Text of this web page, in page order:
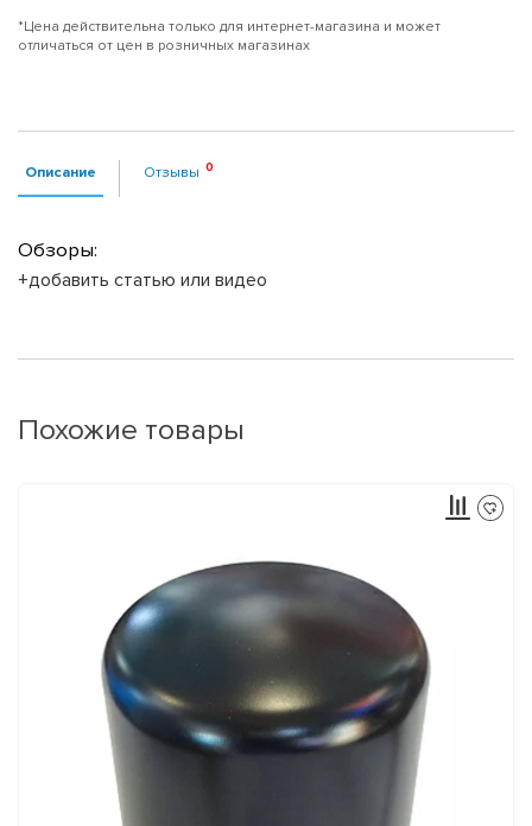
*Цена действительна только для интернет-магазина и может
отличаться от цен в розничных магазинах
Описание Отзывы
Обзоры:
+добавить статью или видео
Похожие товары